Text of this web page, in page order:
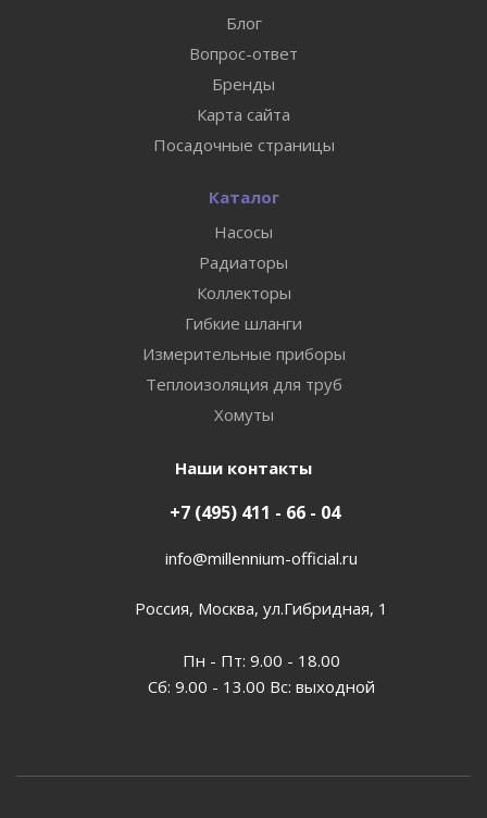
Блог
Вопрос-ответ
Бренды
Карта сайта
Посадочные страницы
Каталог
Насосы
Радиаторы
Коллекторы
Гибкие шланги
Измерительные приборы
Теплоизоляция для труб
Хомуты
Наши контакты
+7 (495) 411 - 66 - 04
info@millennium-official.ru
Россия, Москва, ул.Гибридная, 1
Пн - Пт: 9.00 - 18.00
Сб: 9.00 - 13.00 Вс: выходной